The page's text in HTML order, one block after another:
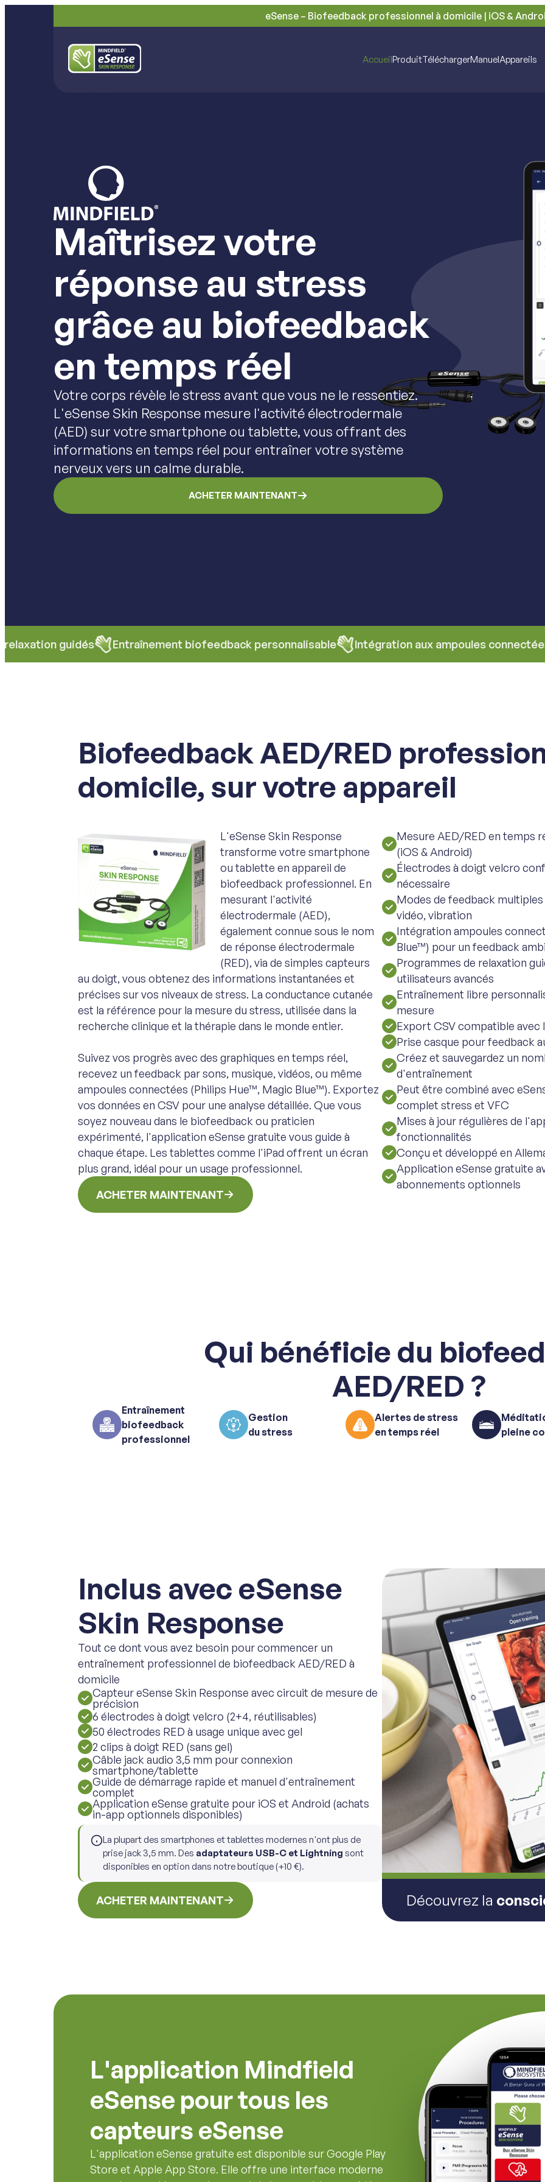
eSense – Biofeedback professionnel à domicile | iOS &
AccueilProduitTéléchargerManuelAppareils
Maîtrisez votre
réponse au stress
grâce au biofeedback
en temps réel
Votre corps révèle le stress avant que vous ne le ressentiez.
L'eSense Skin Response mesure l'activité électrodermale
(AED) sur votre smartphone ou tablette, vous offrant des
informations en temps réel pour entraîner votre système
nerveux vers un calme durable.
ACHETER MAINTENANT
Entraînement biofeedback personnalisable Intégration aux ampoules connectées (Philips
Biofeedback AED/RED
domicile, sur votre appareil
L'eSense Skin Response
transforme votre smartphone
ou tablette en appareil de
biofeedback professionnel. En
mesurant l'activité
électrodermale (AED),
également connue sous le nom
de réponse électrodermale
(RED), via de simples capteurs
au doigt, vous obtenez des informations instantanées et
précises sur vos niveaux de stress. La conductance cutanée
est la référence pour la mesure du stress, utilisée dans la
recherche clinique et la thérapie dans le monde entier.
Suivez vos progrès avec des graphiques en temps réel,
recevez un feedback par sons, musique, vidéos, ou même
ampoules connectées (Philips Hue™, Magic Blue™). Exportez
vos données en CSV pour une analyse détaillée. Que vous
soyez nouveau dans le biofeedback ou praticien
expérimenté, l'application eSense gratuite vous guide à
chaque étape. Les tablettes comme l'iPad offrent un écran
plus grand, idéal pour un usage professionnel.
ACHETER MAINTENANT
Mesure AED/RED en temps
(iOS & Android)
Électrodes à doigt velcro
nécessaire
Modes de feedback multiples
vidéo, vibration
Intégration ampoules
Blue™) pour un feedback
Programmes de relaxation
utilisateurs avancés
Entraînement libre
mesure
Export CSV compatible avec
Prise casque pour feedback
Créez et sauvegardez un
d'entraînement
Peut être combiné avec
complet stress et VFC
Mises à jour régulières de
fonctionnalités
Conçu et développé en
Application eSense gratuite
abonnements optionnels
Qui bénéficie du
AED/RED ?
Entraînement
biofeedback
professionnel
Gestion
du stress
Alertes de stress
en temps réel
pleine
Inclus avec eSense
Skin Response
Tout ce dont vous avez besoin pour commencer un
entraînement professionnel de biofeedback AED/RED à
domicile
Capteur eSense Skin Response avec circuit de mesure de
précision
6 électrodes à doigt velcro (2+4, réutilisables)
50 électrodes RED à usage unique avec gel
2 clips à doigt RED (sans gel)
Câble jack audio 3,5 mm pour connexion
smartphone/tablette
Guide de démarrage rapide et manuel d'entraînement
complet
Application eSense gratuite pour iOS et Android (achats
in-app optionnels disponibles)
La plupart des smartphones et tablettes modernes n'ont plus de
prise jack 3,5 mm. Des adaptateurs USB-C et Lightning sont
disponibles en option dans notre boutique (+10 €).
ACHETER MAINTENANT Découvrez la
L'application Mindfield
eSense pour tous les
capteurs eSense
L'application eSense gratuite est disponible sur Google Play
Store et Apple App Store. Elle offre une interface moderne